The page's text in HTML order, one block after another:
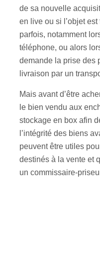
de sa nouvelle
en live ou si l’objet
parfois, notamment
téléphone, ou alors
demande la prise des
livraison par un
Mais avant d’être
le bien vendu aux
stockage en box afin
l’intégrité des biens
peuvent être utiles
destinés à la vente et
un commissaire-